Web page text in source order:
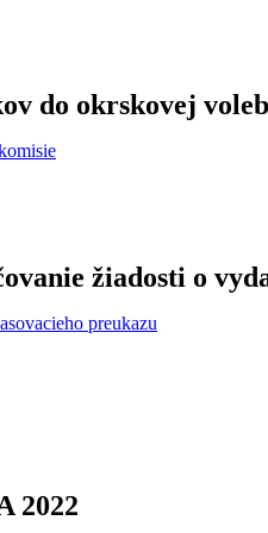
do okrskovej
žiadosti o
preukazu
2022